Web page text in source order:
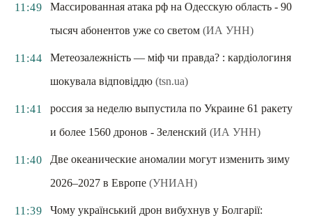
11:49
Массированная атака рф на Одесскую область - 90
тысяч абонентов уже со светом (ИА УНН)
11:44
Метеозалежність — міф чи правда? : кардіологиня
шокувала відповіддю (tsn.ua)
11:41
россия за неделю выпустила по Украине 61 ракету
и более 1560 дронов - Зеленский (ИА УНН)
11:40
Две океанические аномалии могут изменить зиму
2026–2027 в Европе (УНИАН)
11:39
Чому український дрон вибухнув у Болгарії: